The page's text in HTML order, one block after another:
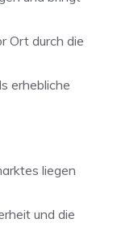
Ort durch die
erhebliche
liegen
und die